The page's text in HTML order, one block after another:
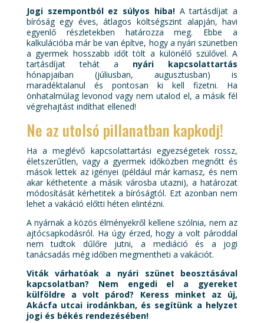
Jogi szempontból ez súlyos hiba!A tartásdíjat a
bíróság egy éves, átlagos költségszint alapján, havi
egyenlő részletekben határozza meg. Ebbe a
kalkulációba már be van építve, hogy a nyári szünetben
a gyermek hosszabb időt tölt a különélő szülővel. A
tartásdíjat tehát a nyári kapcsolattartás
hónapjaiban (júliusban, augusztusban) is
maradéktalanul és pontosan ki kell fizetni. Ha
önhatalmúlag levonod vagy nem utalod el, a másik fél
végrehajtást indíthat ellened!
Ne az utolsó pillanatban kapkodj!
Ha a meglévő kapcsolattartási egyezségetek rossz,
életszerűtlen, vagy a gyermek időközben megnőtt és
mások lettek az igényei (például már kamasz, és nem
akar kéthetente a másik városba utazni), a határozat
módosítását kérhetitek a bíróságtól. Ezt azonban nem
lehet a vakáció előtti héten elintézni.
A nyárnak a közös élményekről kellene szólnia, nem az
ajtócsapkodásról. Ha úgy érzed, hogy a volt pároddal
nem tudtok dűlőre jutni, a mediáció és a jogi
tanácsadás még időben megmentheti a vakációt.
Viták várhatóak a nyári szünet beosztásával
kapcsolatban? Nem engedi el a gyereket
külföldre a volt párod? Keress minket az új,
Akácfa utcai irodánkban, és segítünk a helyzet
jogi és békés rendezésében!